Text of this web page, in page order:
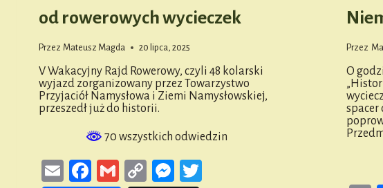
od rowerowych wycieczek
Przez Mateusz Magda 20 lipca, 2025
V Wakacyjny Rajd Rowerowy, czyli 48 kolarski
wyjazd zorganizowany przez Towarzystwo
Przyjaciół Namysłowa i Ziemi Namysłowskiej,
przeszedł już do historii.
70 wszystkich odwiedzin
EmailFacebook
GmailCopyMessenger
Przez
O
spacer